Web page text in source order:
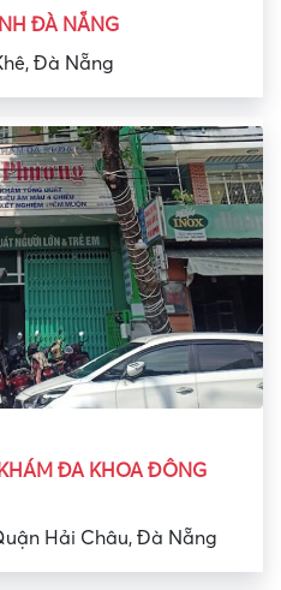
ĐÀ NẴNG
Đà Nẵng
ĐA KHOA ĐÔNG
Hải Châu, Đà Nẵng